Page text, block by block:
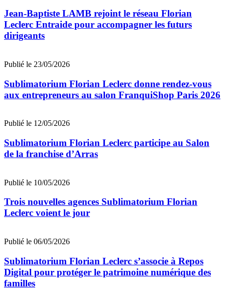
Jean-Baptiste LAMB rejoint le réseau Florian
Leclerc Entraide pour accompagner les futurs
dirigeants
Publié le 23/05/2026
Sublimatorium Florian Leclerc donne rendez-vous
aux entrepreneurs au salon FranquiShop Paris 2026
Publié le 12/05/2026
Sublimatorium Florian Leclerc participe au Salon
de la franchise d’Arras
Publié le 10/05/2026
Trois nouvelles agences Sublimatorium Florian
Leclerc voient le jour
Publié le 06/05/2026
Sublimatorium Florian Leclerc s’associe à Repos
Digital pour protéger le patrimoine numérique des
familles